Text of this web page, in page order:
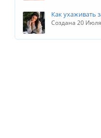
Как ухаживать
Создана 20